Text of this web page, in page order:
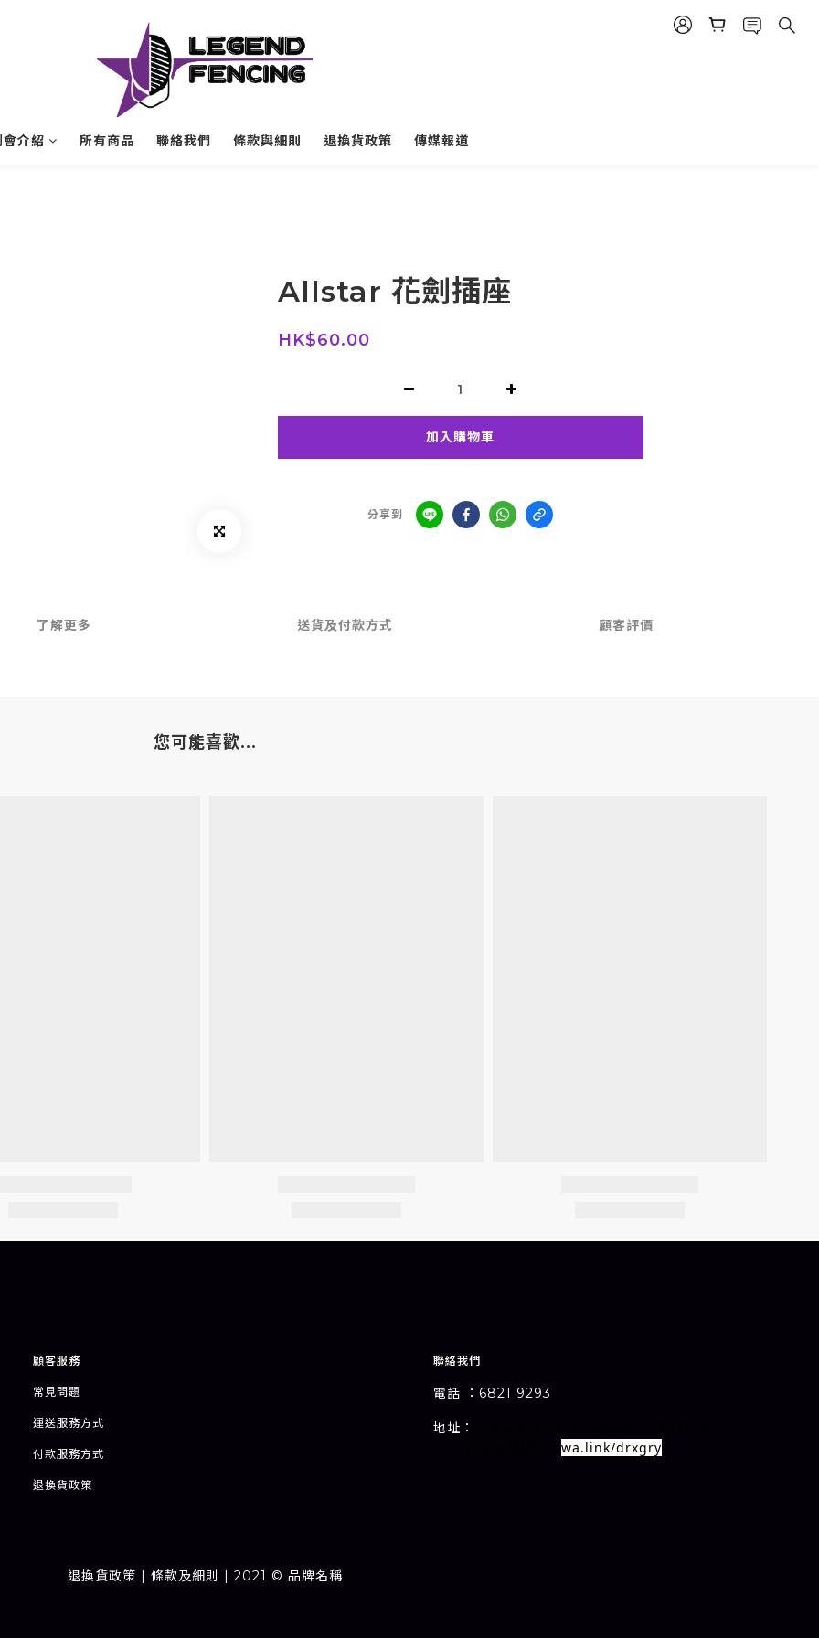
會介紹 所有商品 聯絡我們 條款與細則 退換貨政策 傳媒報道
Allstar 花劍插座
HK$60.00
加入購物車
分享到
了解更多 送貨及付款方式 顧客評價
您可能喜歡...
顧客服務
常見問題
運送服務方式
付款服務方式
退換貨政策
聯絡我們
電話 ：6821 9293
地址：
wa.link/drxgry
退換貨政策 | 條款及細則 | 2021 © 品牌名稱